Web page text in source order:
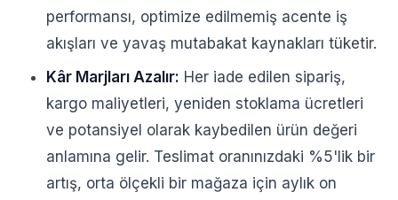
performansı, optimize edilmemiş acente iş
akışları ve yavaş mutabakat kaynakları tüketir.
Kâr Marjları Azalır: Her iade edilen sipariş,
kargo maliyetleri, yeniden stoklama ücretleri
ve potansiyel olarak kaybedilen ürün değeri
anlamına gelir. Teslimat oranınızdaki %5'lik bir
artış, orta ölçekli bir mağaza için aylık on